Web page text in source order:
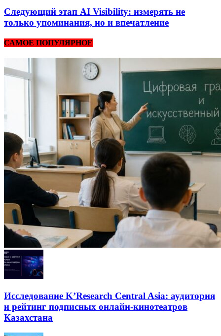
Следующий этап AI Visibility: измерять не
только упоминания, но и впечатление
САМОЕ ПОПУЛЯРНОЕ
Исследование K’Research Central Asia: аудитория
и рейтинг подписных онлайн-кинотеатров
Казахстана